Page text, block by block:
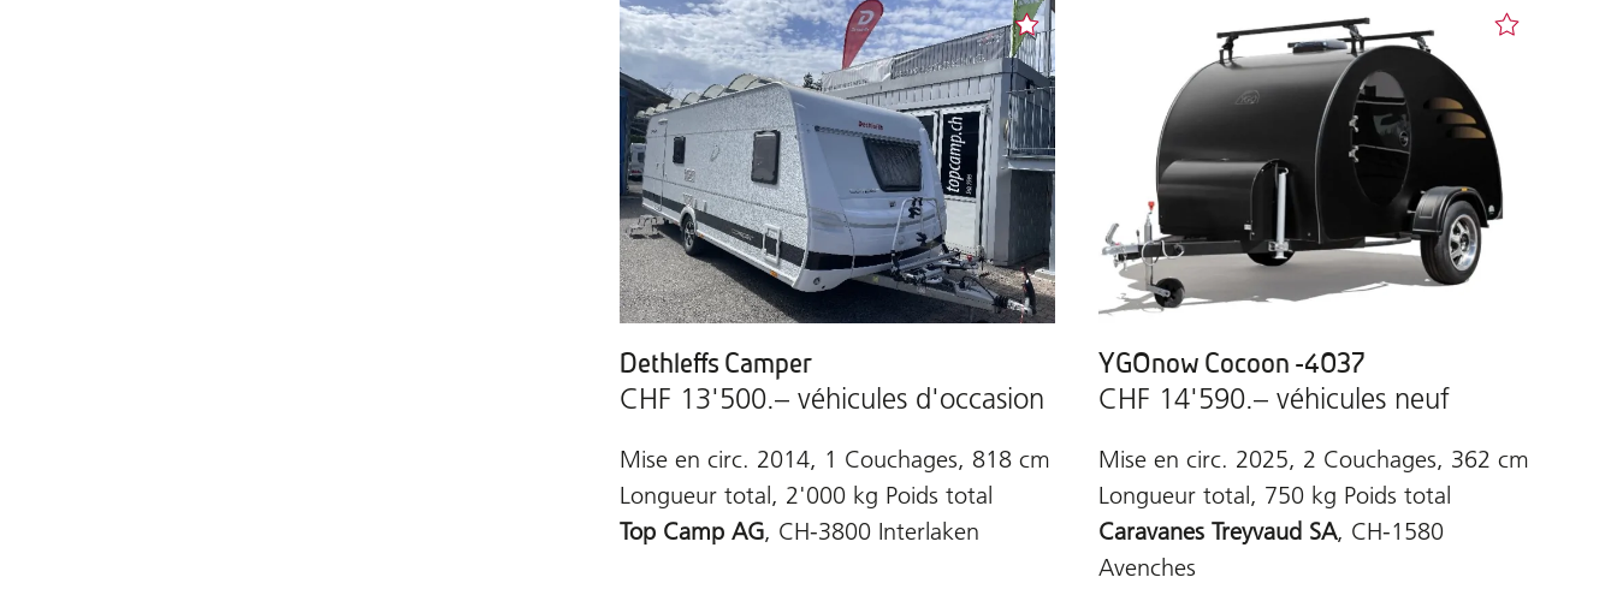
Dethleffs Camper
CHF 13'500.– véhicules d'occasion
Mise en circ. 2014, 1 Couchages, 818 cm
Longueur total, 2'000 kg Poids total
Top Camp AG, CH-3800 Interlaken
YGOnow Cocoon -4037
CHF 14'590.– véhicules neuf
Mise en circ. 2025, 2 Couchages, 362 cm
Longueur total, 750 kg Poids total
Caravanes Treyvaud SA, CH-1580
Avenches